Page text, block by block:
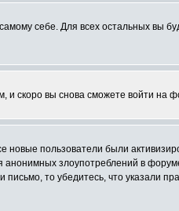
себе. Для всех остальных вы
и скоро вы снова сможете войти на
новые пользователи были
анонимных злоупотреблений в
то убедитесь, что указали